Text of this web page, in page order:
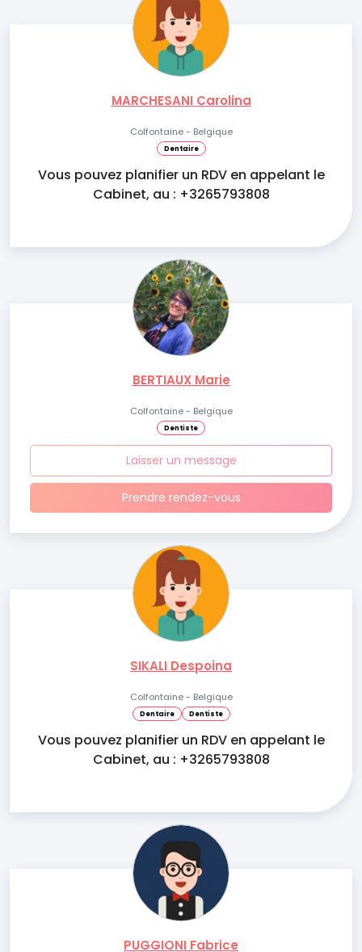
MARCHESANI Carolina
Colfontaine - Belgique
Dentaire
Vous pouvez planifier un RDV en appelant le
Cabinet, au : +3265793808
BERTIAUX Marie
Colfontaine - Belgique
Dentiste
Laisser un message
Prendre rendez-vous
SIKALI Despoina
Colfontaine - Belgique
Dentaire Dentiste
Vous pouvez planifier un RDV en appelant le
Cabinet, au : +3265793808
PUGGIONI Fabrice